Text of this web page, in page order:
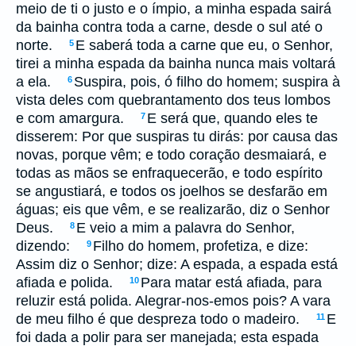
meio de ti o justo e o ímpio, a minha espada sairá
da bainha contra toda a carne, desde o sul até o
norte.
5 E saberá toda a carne que eu, o Senhor,
tirei a minha espada da bainha nunca mais voltará
a ela.
6 Suspira, pois, ó filho do homem; suspira à
vista deles com quebrantamento dos teus lombos
e com amargura.
7 E será que, quando eles te
disserem: Por que suspiras tu dirás: por causa das
novas, porque vêm; e todo coração desmaiará, e
todas as mãos se enfraquecerão, e todo espírito
se angustiará, e todos os joelhos se desfarão em
águas; eis que vêm, e se realizarão, diz o Senhor
Deus.
8 E veio a mim a palavra do Senhor,
dizendo:
9 Filho do homem, profetiza, e dize:
Assim diz o Senhor; dize: A espada, a espada está
afiada e polida.
10 Para matar está afiada, para
reluzir está polida. Alegrar-nos-emos pois? A vara
de meu filho é que despreza todo o madeiro.
11 E
foi dada a polir para ser manejada; esta espada